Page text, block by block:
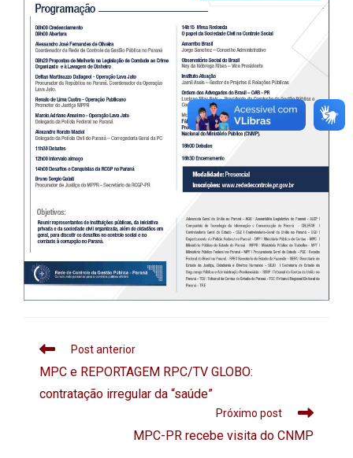
Post anterior
MPC e REPORTAGEM RPC/TV GLOBO:
contratação irregular da “saúde”
Próximo post
MPC-PR recebe visita do CNMP